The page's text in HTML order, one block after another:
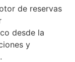
de reservas
desde la
y